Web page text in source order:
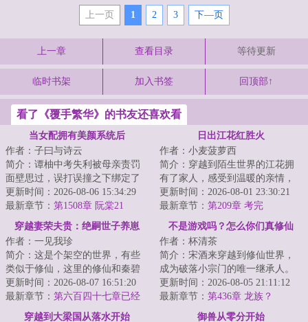
上一页 1 2 3 下—页
上一章 查看目录 等待更新
临时书架 加入书签 回顶部↑
看了《覆手繁华》的书友还喜欢看
当女配拥有美颜系统后
作者：子曰与诗云
简介：谭柚中考失利被母亲责罚
面壁思过，误打误撞之下绑定了
初出茅庐的美颜系统。谭柚本以
为系统是天降救...
更新时间：2026-08-06 15:34:29
最新章节： 第1508章 阮棠21
日出江花红胜火
作者：小麦菠萝西
简介：穿越到陌生世界的江花拥
有了家人，感受到温暖的亲情，
全家人一起努力过上了富裕幸福
快乐的日子。...
更新时间：2026-08-01 23:30:21
最新章节： 第209章 考完
穿越妻荣夫贵：绝嗣世子养崽
作者：一见我珍
简介：这是个架空的世界，有些
类似于修仙，这里的修仙和秦碧
已知的完全不一样，这个世界以
福气、气运为主...
更新时间：2026-08-07 16:51:20
最新章节： 第六百四十七章已经
是戎世子妃了
不是游戏吗？怎么你们真修仙
作者：杯清茶
简介：宋酒来穿越到修仙世界，
成为破落小宗门的唯一继承人。
没钱没灵石没资源，狗看了都嫌
弃的贫穷。好在...
更新时间：2026-08-05 21:11:12
最新章节： 第436章 龙族？
穿越到大梁国从落水开始
御兽从零分开始